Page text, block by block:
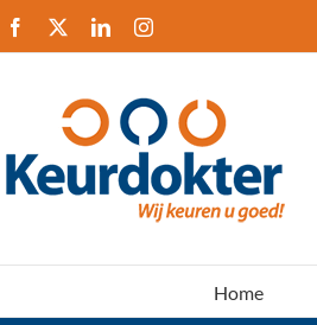
Facebook LinkedInInstagram
Home